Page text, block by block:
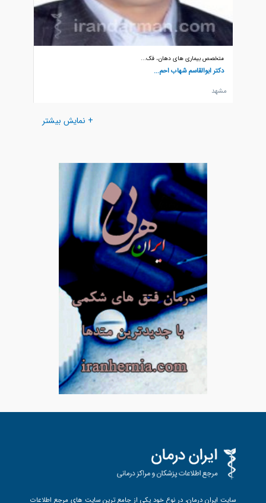
متخصص بیماری های دهان، فک...
دکتر ابوالقاسم شهاب احم...
مشهد
+ نمایش بیشتر
سایت ایران درمان، در نوع خود یکی از جامع ترین سایت های مرجع اطلاعات